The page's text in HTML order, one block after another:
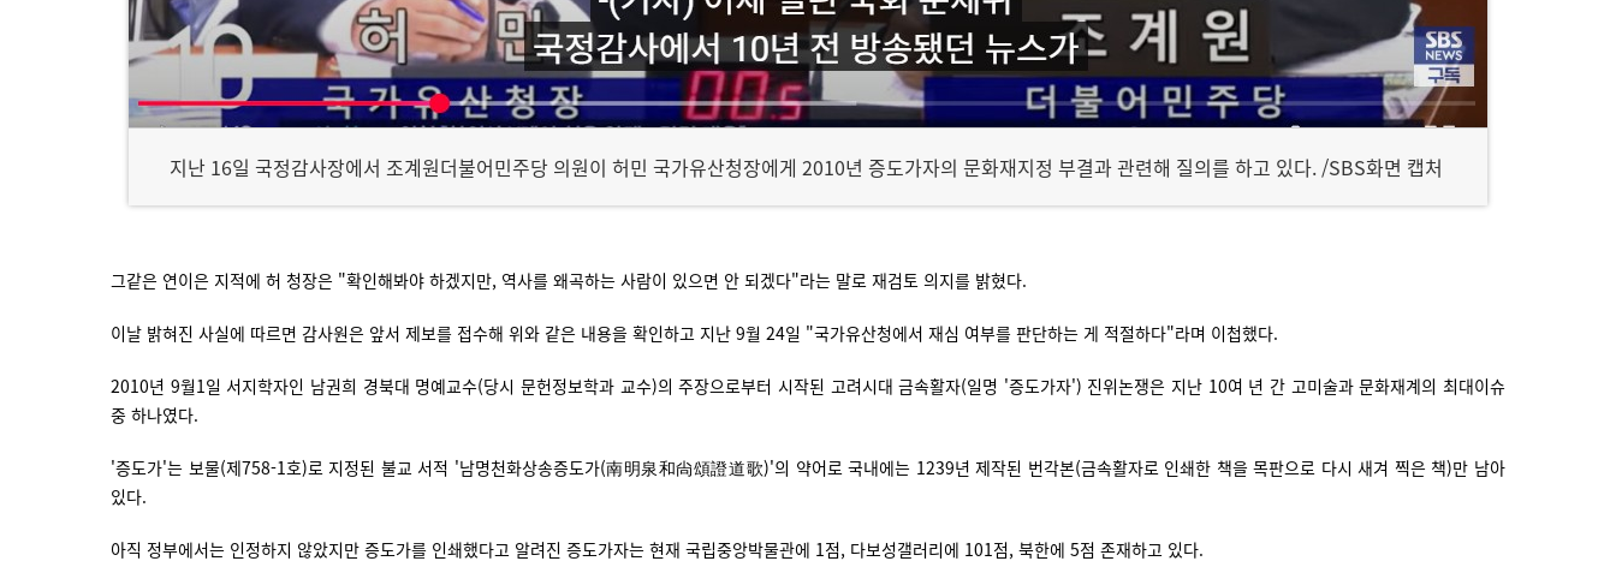
지난 16일 국정감사장에서 조계원더불어민주당 의원이 허민 국가유산청장에게 2010년 증도가자의 문화재지정 부결과 관련해 질의를 하고 있다. /SBS화면 캡처
그같은 연이은 지적에 허 청장은 "확인해봐야 하겠지만, 역사를 왜곡하는 사람이 있으면 안 되겠다"라는 말로 재검토 의지를 밝혔다.
이날 밝혀진 사실에 따르면 감사원은 앞서 제보를 접수해 위와 같은 내용을 확인하고 지난 9월 24일 "국가유산청에서 재심 여부를 판단하는 게 적절하다"라며 이첩했다.
2010년 9월1일 서지학자인 남권희 경북대 명예교수(당시 문헌정보학과 교수)의 주장으로부터 시작된 고려시대 금속활자(일명 '증도가자') 진위논쟁은 지난 10여 년 간 고미술과 문화재계의 최대이슈
중 하나였다.
'증도가'는 보물(제758-1호)로 지정된 불교 서적 '남명천화상송증도가(南明泉和尙頌證道歌)'의 약어로 국내에는 1239년 제작된 번각본(금속활자로 인쇄한 책을 목판으로 다시 새겨 찍은 책)만 남아
있다.
아직 정부에서는 인정하지 않았지만 증도가를 인쇄했다고 알려진 증도가자는 현재 국립중앙박물관에 1점, 다보성갤러리에 101점, 북한에 5점 존재하고 있다.